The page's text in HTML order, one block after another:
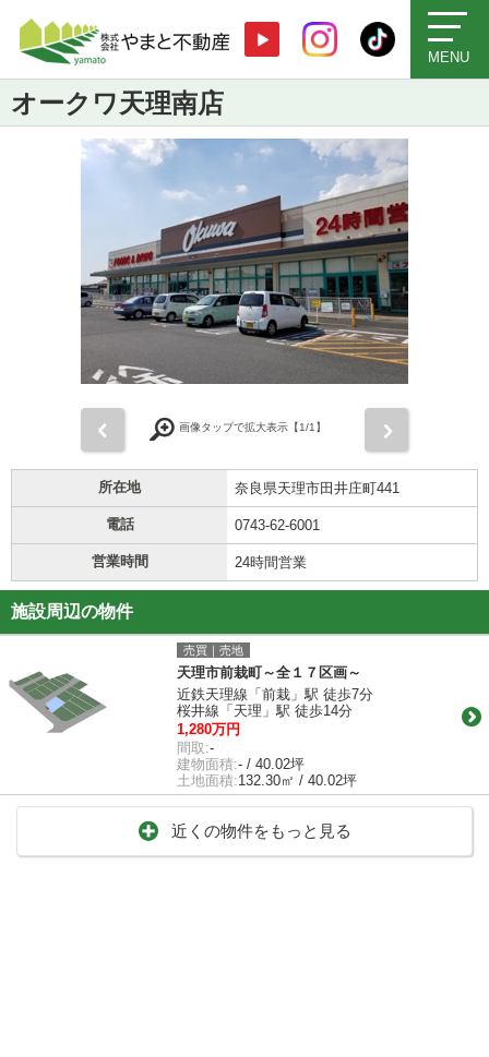
MENU
オークワ天理南店
画像タップで拡大表示【1/1】
所在地 奈良県天理市田井庄町441
電話 0743-62-6001
営業時間 24時間営業
施設周辺の物件
売買｜売地
天理市前栽町～全１７区画～
近鉄天理線「前栽」駅 徒歩7分
桜井線「天理」駅 徒歩14分
1,280万円
間取:-
建物面積:- / 40.02坪
土地面積:132.30㎡ / 40.02坪
近くの物件をもっと見る